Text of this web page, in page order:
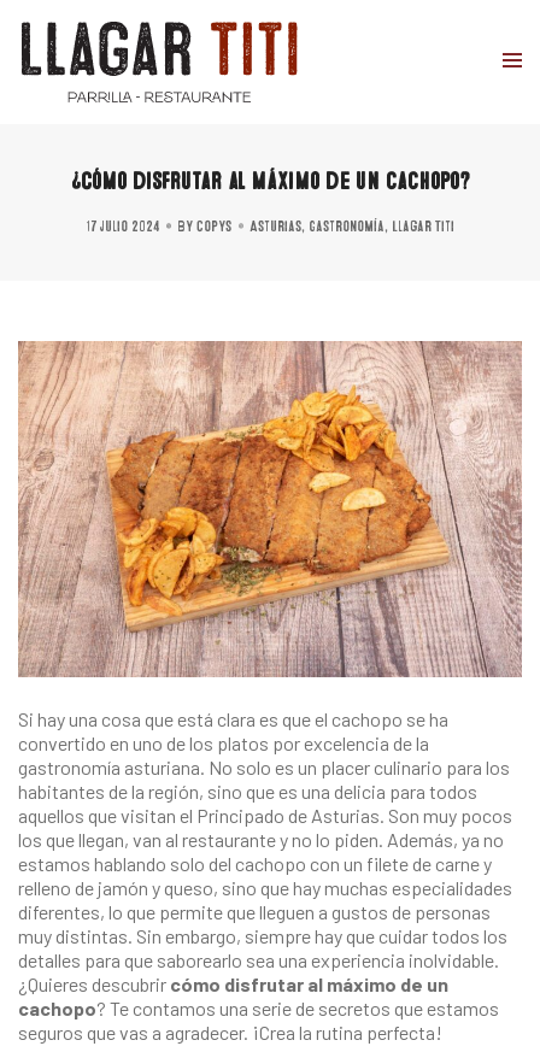
¿Cómo disfrutar al máximo de un cachopo?
17 julio 2024 Bycopys Asturias, Gastronomía, Llagar Titi
Si hay una cosa que está clara es que el cachopo se ha
convertido en uno de los platos por excelencia de la
gastronomía asturiana. No solo es un placer culinario para los
habitantes de la región, sino que es una delicia para todos
aquellos que visitan el Principado de Asturias. Son muy pocos
los que llegan, van al restaurante y no lo piden. Además, ya no
estamos hablando solo del cachopo con un filete de carne y
relleno de jamón y queso, sino que hay muchas especialidades
diferentes, lo que permite que lleguen a gustos de personas
muy distintas. Sin embargo, siempre hay que cuidar todos los
detalles para que saborearlo sea una experiencia inolvidable.
¿Quieres descubrir cómo disfrutar al máximo de un
cachopo? Te contamos una serie de secretos que estamos
seguros que vas a agradecer. ¡Crea la rutina perfecta!